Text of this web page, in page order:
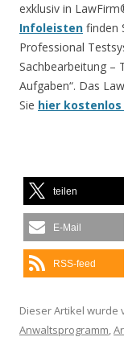
exklusiv in
Infoleisten finden
Professional
Sachbearbeitung –
Aufgaben“. Das
Sie hier
teilen
E-Mail
RSS-feed
Dieser Artikel wurde
Anwaltsprogramm,